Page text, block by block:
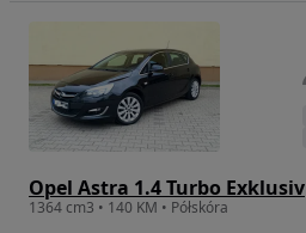
Opel Astra 1.4 Turbo Exklusiv
1364 cm3 • 140 KM • Półskóra